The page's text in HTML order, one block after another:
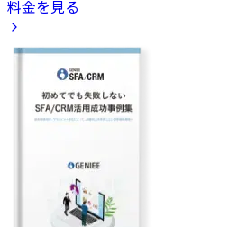
料金を見る